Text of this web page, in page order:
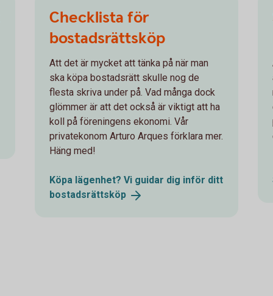
Checklista för
bostadsrättsköp
Att det är mycket att tänka på när man
ska köpa bostadsrätt skulle nog de
flesta skriva under på. Vad många dock
glömmer är att det också är viktigt att ha
koll på föreningens ekonomi. Vår
privatekonom Arturo Arques förklara mer.
Häng med!
Köpa lägenhet? Vi guidar dig inför ditt
bostadsrättsköp